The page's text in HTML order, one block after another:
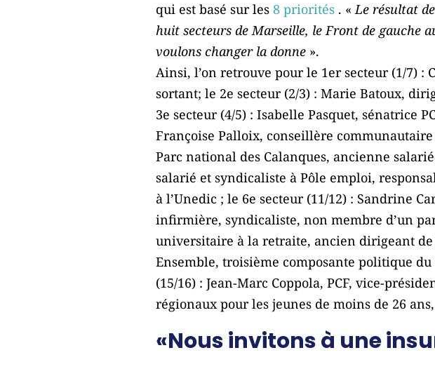
qui est basé sur les 8 priorités . «Le résultat
huit secteurs de Marseille, le Front de gauche
voulons changer la donne ».
Ainsi, l’on retrouve pour le 1er secteur (1/7)
sortant; le 2e secteur (2/3) : Marie Batoux,
3e secteur (4/5) : Isabelle Pasquet, sénatrice
Françoise Palloix, conseillère
Parc national des Calanques, ancienne
salarié et syndicaliste à Pôle emploi,
à l’Unedic ; le 6e secteur (11/12) : Sandrine
infirmière, syndicaliste, non membre d’un
universitaire à la retraite, ancien dirigeant
Ensemble, troisième composante politique
(15/16) : Jean-Marc Coppola, PCF, vice-
régionaux pour les jeunes de moins de 26
«Nous invitons à une